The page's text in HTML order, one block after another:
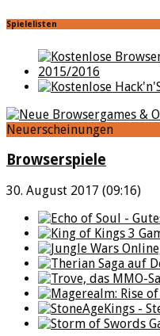
Spielelisten
Neuerscheinungen
Browserspiele
30. August 2017 (09:16)